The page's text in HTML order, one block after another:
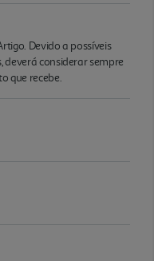
Devido a possíveis
considerar sempre
que recebe.